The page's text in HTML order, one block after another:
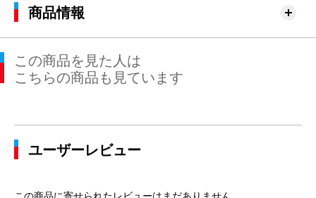
商品情報
この商品を見た人は
こちらの商品も見ています
ユーザーレビュー